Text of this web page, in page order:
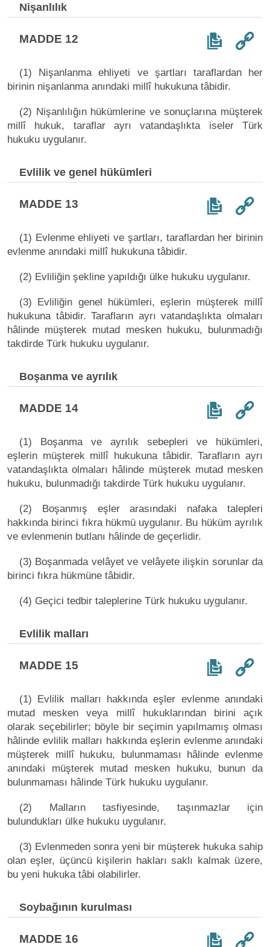
Nişanlılık
MADDE 12
(1) Nişanlanma ehliyeti ve şartları taraflardan her
birinin nişanlanma anındaki millî hukukuna tâbidir.
(2) Nişanlılığın hükümlerine ve sonuçlarına müşterek
millî hukuk, taraflar ayrı vatandaşlıkta iseler Türk
hukuku uygulanır.
Evlilik ve genel hükümleri
MADDE 13
(1) Evlenme ehliyeti ve şartları, taraflardan her birinin
evlenme anındaki millî hukukuna tâbidir.
(2) Evliliğin şekline yapıldığı ülke hukuku uygulanır.
(3) Evliliğin genel hükümleri, eşlerin müşterek millî
hukukuna tâbidir. Tarafların ayrı vatandaşlıkta olmaları
hâlinde müşterek mutad mesken hukuku, bulunmadığı
takdirde Türk hukuku uygulanır.
Boşanma ve ayrılık
MADDE 14
(1) Boşanma ve ayrılık sebepleri ve hükümleri,
eşlerin müşterek millî hukukuna tâbidir. Tarafların ayrı
vatandaşlıkta olmaları hâlinde müşterek mutad mesken
hukuku, bulunmadığı takdirde Türk hukuku uygulanır.
(2) Boşanmış eşler arasındaki nafaka talepleri
hakkında birinci fıkra hükmü uygulanır. Bu hüküm ayrılık
ve evlenmenin butlanı hâlinde de geçerlidir.
(3) Boşanmada velâyet ve velâyete ilişkin sorunlar da
birinci fıkra hükmüne tâbidir.
(4) Geçici tedbir taleplerine Türk hukuku uygulanır.
Evlilik malları
MADDE 15
(1) Evlilik malları hakkında eşler evlenme anındaki
mutad mesken veya millî hukuklarından birini açık
olarak seçebilirler; böyle bir seçimin yapılmamış olması
hâlinde evlilik malları hakkında eşlerin evlenme anındaki
müşterek millî hukuku, bulunmaması hâlinde evlenme
anındaki müşterek mutad mesken hukuku, bunun da
bulunmaması hâlinde Türk hukuku uygulanır.
(2) Malların tasfiyesinde, taşınmazlar için
bulundukları ülke hukuku uygulanır.
(3) Evlenmeden sonra yeni bir müşterek hukuka sahip
olan eşler, üçüncü kişilerin hakları saklı kalmak üzere,
bu yeni hukuka tâbi olabilirler.
Soybağının kurulması
MADDE 16